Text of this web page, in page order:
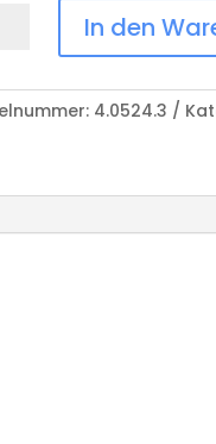
In den
4.0524.3